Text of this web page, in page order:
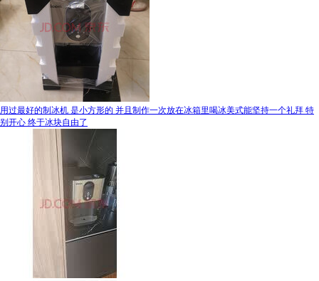
用过最好的制冰机 是小方形的 并且制作一次放在冰箱里喝冰美式能坚持一个礼拜 特
别开心 终于冰块自由了